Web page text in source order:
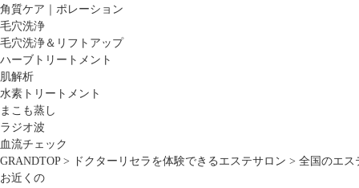
角質ケア｜ポレーション
毛穴洗浄
毛穴洗浄＆リフトアップ
ハーブトリートメント
肌解析
水素トリートメント
まこも蒸し
ラジオ波
血流チェック
GRANDTOP> ドクターリセラを体験できるエステサロン > 全国のエス
お近くの